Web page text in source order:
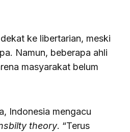
ke libertarian, meski
Namun, beberapa ahli
masyarakat belum
Indonesia mengacu
theory. “Terus